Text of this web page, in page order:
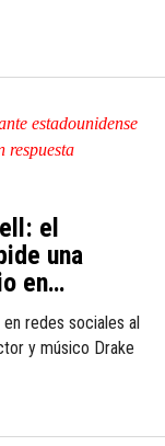
el
una
en
en redes sociales al
y músico Drake